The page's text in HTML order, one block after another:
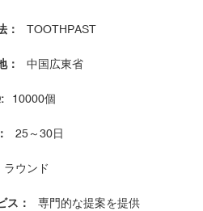
： TOOTHPAST
： 中国広東省
10000個
25～30日
ラウンド
ス： 専門的な提案を提供